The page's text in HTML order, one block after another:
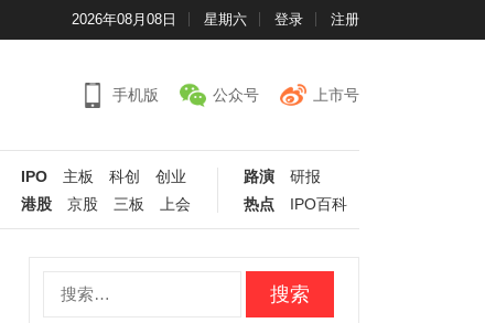
2026年08月08日 星期六 登录 注册
手机版 公众号 上市号
IPO 主板 科创
创业
港股
京股 三板 上会
路演
研报
热点
IPO百科